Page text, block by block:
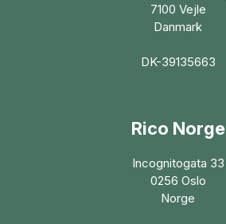
7100 Vejle
Danmark
DK-39135663
Rico Norge
Incognitogata 33
0256 Oslo
Norge